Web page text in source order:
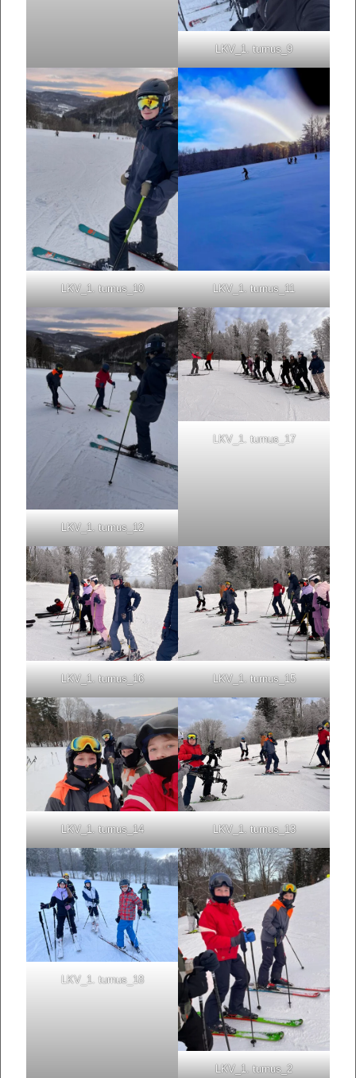
LKV_1. turnus_9
LKV_1. turnus_10 LKV_1. turnus_11
LKV_1. turnus_12
LKV_1. turnus_17
LKV_1. turnus_16 LKV_1. turnus_15
LKV_1. turnus_14 LKV_1. turnus_13
LKV_1. turnus_18
LKV_1. turnus_2